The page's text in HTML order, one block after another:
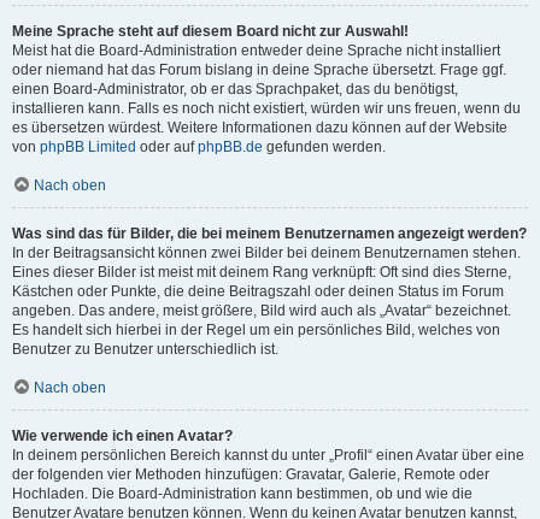
Meine Sprache steht auf diesem Board nicht zur Auswahl!
Meist hat die Board-Administration entweder deine Sprache nicht installiert
oder niemand hat das Forum bislang in deine Sprache übersetzt. Frage ggf.
einen Board-Administrator, ob er das Sprachpaket, das du benötigst,
installieren kann. Falls es noch nicht existiert, würden wir uns freuen, wenn du
es übersetzen würdest. Weitere Informationen dazu können auf der Website
von phpBB Limited oder aufphpBB.de gefunden werden.
Nach oben
Was sind das für Bilder, die bei meinem Benutzernamen angezeigt werden?
In der Beitragsansicht können zwei Bilder bei deinem Benutzernamen stehen.
Eines dieser Bilder ist meist mit deinem Rang verknüpft: Oft sind dies Sterne,
Kästchen oder Punkte, die deine Beitragszahl oder deinen Status im Forum
angeben. Das andere, meist größere, Bild wird auch als „Avatar“ bezeichnet.
Es handelt sich hierbei in der Regel um ein persönliches Bild, welches von
Benutzer zu Benutzer unterschiedlich ist.
Nach oben
Wie verwende ich einen Avatar?
In deinem persönlichen Bereich kannst du unter „Profil“ einen Avatar über eine
der folgenden vier Methoden hinzufügen: Gravatar, Galerie, Remote oder
Hochladen. Die Board-Administration kann bestimmen, ob und wie die
Benutzer Avatare benutzen können. Wenn du keinen Avatar benutzen kannst,